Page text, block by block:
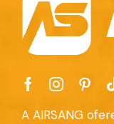
A AIRSANG